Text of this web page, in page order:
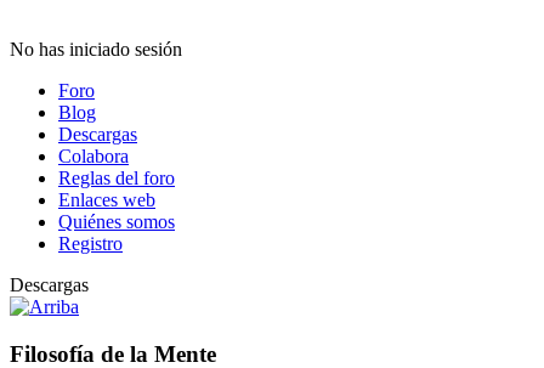
No has iniciado sesión
Foro
Blog
Descargas
Colabora
Reglas del foro
Enlaces web
Quiénes somos
Registro
Descargas
Filosofía de la Mente